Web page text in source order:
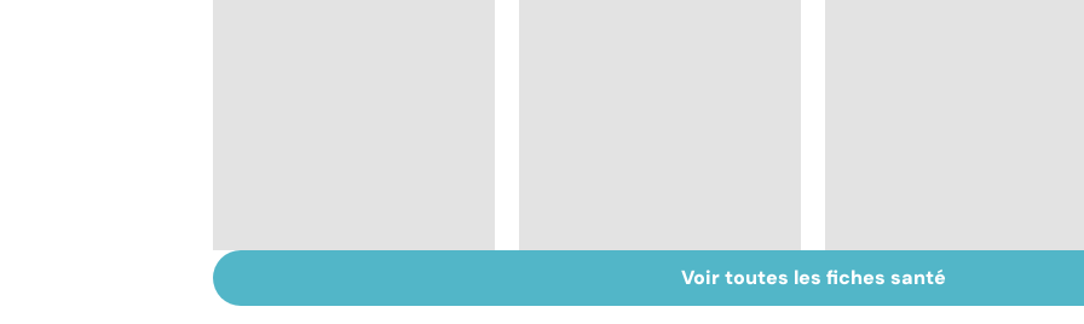
les papillomavirus
Cancer : la fatigue
avant tout
Comprendre la
chimiothérapie et
Voir toutes les fiches santé